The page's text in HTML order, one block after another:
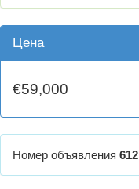
Цена
€59,000
Номер объявления 612